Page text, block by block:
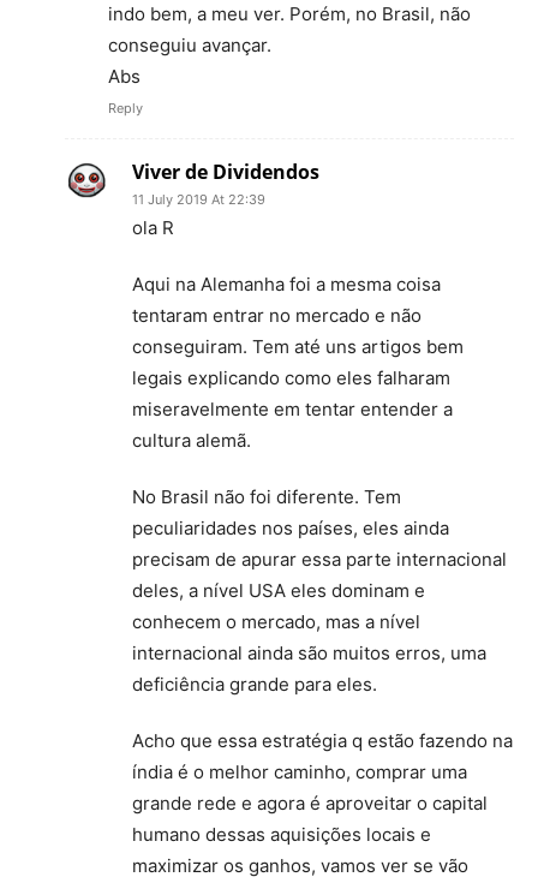
indo bem, a meu ver. Porém, no Brasil, não
conseguiu avançar.
Abs
Reply
Viver de Dividendos
11 July 2019 At 22:39
ola R
Aqui na Alemanha foi a mesma coisa
tentaram entrar no mercado e não
conseguiram. Tem até uns artigos bem
legais explicando como eles falharam
miseravelmente em tentar entender a
cultura alemã.
No Brasil não foi diferente. Tem
peculiaridades nos países, eles ainda
precisam de apurar essa parte internacional
deles, a nível USA eles dominam e
conhecem o mercado, mas a nível
internacional ainda são muitos erros, uma
deficiência grande para eles.
Acho que essa estratégia q estão fazendo na
índia é o melhor caminho, comprar uma
grande rede e agora é aproveitar o capital
humano dessas aquisições locais e
maximizar os ganhos, vamos ver se vão